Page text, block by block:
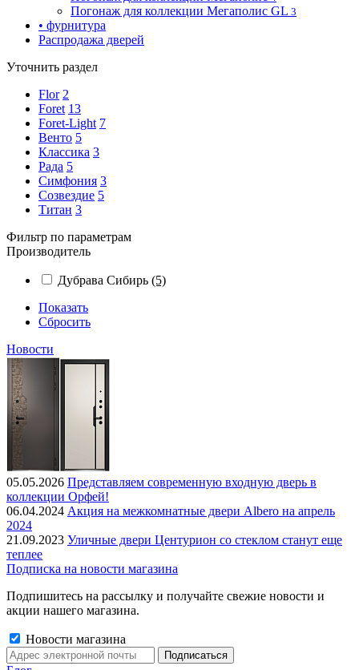
Погонаж для коллекции Мегаполис GL 3
• фурнитура
Распродажа дверей
Уточнить раздел
Flor 2
Foret 13
Foret-Light 7
Венто 5
Классика 3
Рада 5
Симфония 3
Созвездие 5
Титан 3
Фильтр по параметрам
Производитель
Дубрава Сибирь (5)
Показать
Сбросить
Новости
05.05.2026 Представляем современную входную дверь в
коллекции Орфей!
06.04.2024 Акция на межкомнатные двери Albero на апрель
2024
21.09.2023 Уличные двери Центурион со стеклом станут еще
теплее
Подписка на новости магазина
Подпишитесь на рассылку и получайте свежие новости и
акции нашего магазина.
Новости магазина